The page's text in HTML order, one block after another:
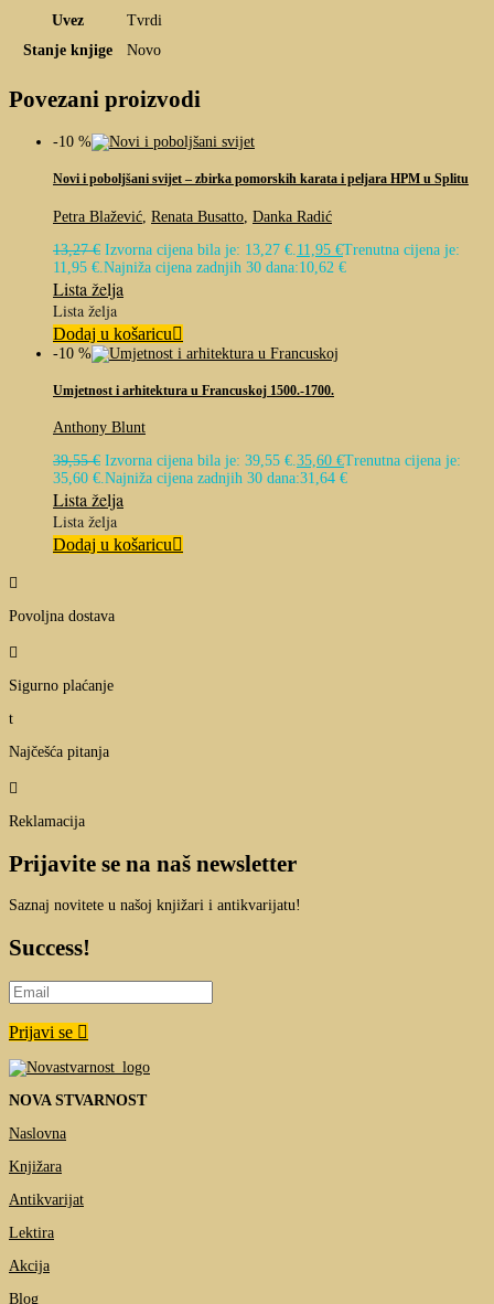
Uvez
Tvrdi
Stanje knjige
Novo
Povezani proizvodi
-10 %
Novi i poboljšani svijet – zbirka pomorskih karata i peljara HPM u Splitu
Petra Blažević Renata Busatto Danka Radić
13,27€ Izvorna cijena bila je: 13,27 €. 11,95 €Trenutna cijena je:
11,95 €. Najniža cijena zadnjih 30 dana:10,62 €
Lista želja
Lista želja
Dodaj u košaricu
-10 %
Umjetnost i arhitektura u Francuskoj 1500.-1700.
Anthony Blunt
39,55€ Izvorna cijena bila je: 39,55 €.35,60 €Trenutna cijena je:
35,60 €.Najniža cijena zadnjih 30 dana:31,64 €
Lista želja
Lista želja
Dodaj u košaricu

Povoljna dostava

Sigurno plaćanje
t
Najčešća pitanja

Reklamacija
Prijavite se na naš newsletter
Saznaj novitete u našoj knjižari i antikvarijatu!
Success!
Prijavi se
NOVA STVARNOST
Naslovna
Knjižara
Antikvarijat
Lektira
Akcija
Blog